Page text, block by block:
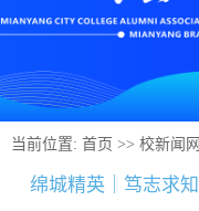
当前位置: 首页 >> 校新闻网
绵城精英｜笃志求